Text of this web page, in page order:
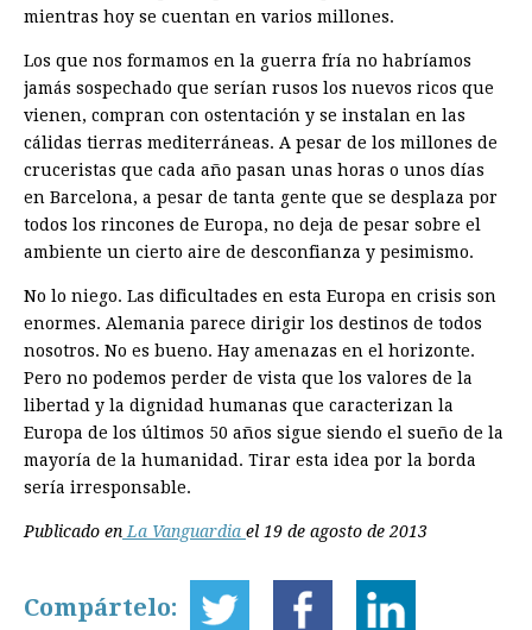
mientras hoy se cuentan en varios millones.
Los que nos formamos en la guerra fría no habríamos
jamás sospechado que serían rusos los nuevos ricos que
vienen, compran con ostentación y se instalan en las
cálidas tierras mediterráneas. A pesar de los millones de
cruceristas que cada año pasan unas horas o unos días
en Barcelona, a pesar de tanta gente que se desplaza por
todos los rincones de Europa, no deja de pesar sobre el
ambiente un cierto aire de desconfianza y pesimismo.
No lo niego. Las dificultades en esta Europa en crisis son
enormes. Alemania parece dirigir los destinos de todos
nosotros. No es bueno. Hay amenazas en el horizonte.
Pero no podemos perder de vista que los valores de la
libertad y la dignidad humanas que caracterizan la
Europa de los últimos 50 años sigue siendo el sueño de la
mayoría de la humanidad. Tirar esta idea por la borda
sería irresponsable.
Publicado en La Vanguardia el 19 de agosto de 2013
Compártelo: